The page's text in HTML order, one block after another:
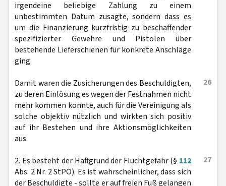
irgendeine beliebige Zahlung zu einem
unbestimmten Datum zusagte, sondern dass es
um die Finanzierung kurzfristig zu beschaffender
spezifizierter Gewehre und Pistolen über
bestehende Lieferschienen für konkrete Anschläge
ging.
26
Damit waren die Zusicherungen des Beschuldigten,
zu deren Einlösung es wegen der Festnahmen nicht
mehr kommen konnte, auch für die Vereinigung als
solche objektiv nützlich und wirkten sich positiv
auf ihr Bestehen und ihre Aktionsmöglichkeiten
aus.
27
2. Es besteht der Haftgrund der Fluchtgefahr (§ 112
Abs. 2 Nr. 2 StPO). Es ist wahrscheinlicher, dass sich
der Beschuldigte - sollte er auf freien Fuß gelangen